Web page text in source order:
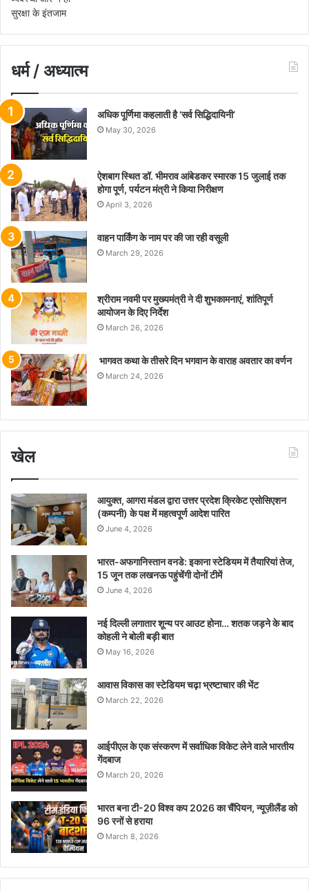
धर्म / अध्यात्म
अधिक पूर्णिमा कहलाती है ‘सर्व सिद्धिदायिनी’
May 30, 2026
ऐशबाग स्थित डॉ. भीमराव आंबेडकर स्मारक 15 जुलाई तक
होगा पूर्ण, पर्यटन मंत्री ने किया निरीक्षण
April 3, 2026
वाहन पार्किंग के नाम पर की जा रही वसूली
March 29, 2026
श्रीराम नवमी पर मुख्यमंत्री ने दी शुभकामनाएं, शांतिपूर्ण
आयोजन के दिए निर्देश
March 26, 2026
भागवत कथा के तीसरे दिन भगवान के वाराह अवतार का वर्णन
March 24, 2026
खेल
आयुक्त, आगरा मंडल द्वारा उत्तर प्रदेश क्रिकेट एसोसिएशन
(कम्पनी) के पक्ष में महत्वपूर्ण आदेश पारित
June 4, 2026
भारत-अफगानिस्तान वनडे: इकाना स्टेडियम में तैयारियां तेज,
15 जून तक लखनऊ पहुंचेंगी दोनों टीमें
June 4, 2026
नई दिल्ली लगातार शून्य पर आउट होना… शतक जड़ने के बाद
कोहली ने बोली बड़ी बात
May 16, 2026
आवास विकास का स्टेडियम चढ़ा भ्रष्टाचार की भेंट
March 22, 2026
आईपीएल के एक संस्करण में सर्वाधिक विकेट लेने वाले भारतीय
गेंदबाज
March 20, 2026
भारत बना टी-20 विश्व कप 2026 का चैंपियन, न्यूज़ीलैंड को
96 रनों से हराया
March 8, 2026